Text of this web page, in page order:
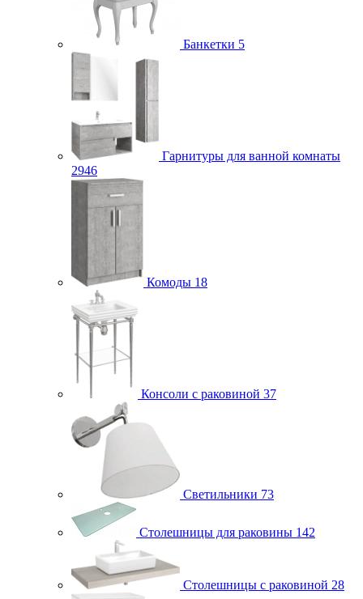
Банкетки 5
Гарнитуры для ванной комнаты
2946
Комоды 18
Консоли с раковиной 37
Светильники 73
Столешницы для раковины 142
Столешницы с раковиной 28